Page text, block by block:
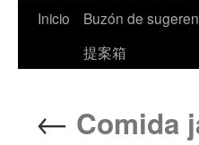
Inicio
Buzón de
提案箱
← Comida